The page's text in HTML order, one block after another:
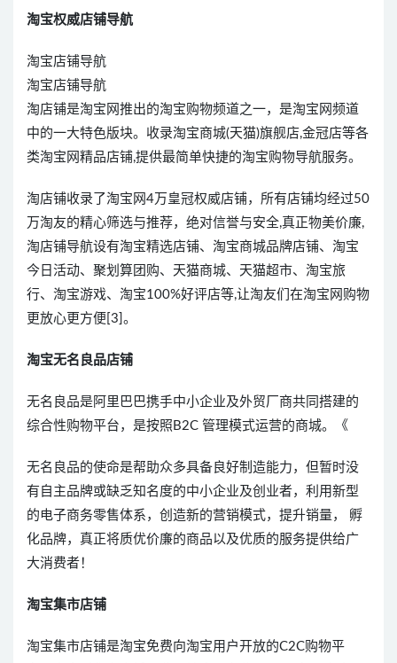
淘宝权威店铺导航
淘宝店铺导航
淘宝店铺导航
淘店铺是淘宝网推出的淘宝购物频道之一，是淘宝网频道
中的一大特色版块。收录淘宝商城(天猫)旗舰店,金冠店等各
类淘宝网精品店铺,提供最简单快捷的淘宝购物导航服务。
淘店铺收录了淘宝网4万皇冠权威店铺，所有店铺均经过50
万淘友的精心筛选与推荐，绝对信誉与安全,真正物美价廉,
淘店铺导航设有淘宝精选店铺、淘宝商城品牌店铺、淘宝
今日活动、聚划算团购、天猫商城、天猫超市、淘宝旅
行、淘宝游戏、淘宝100%好评店等,让淘友们在淘宝网购物
更放心更方便[3]。
淘宝无名良品店铺
无名良品是阿里巴巴携手中小企业及外贸厂商共同搭建的
综合性购物平台，是按照B2C 管理模式运营的商城。《
无名良品的使命是帮助众多具备良好制造能力，但暂时没
有自主品牌或缺乏知名度的中小企业及创业者，利用新型
的电子商务零售体系，创造新的营销模式，提升销量， 孵
化品牌，真正将质优价廉的商品以及优质的服务提供给广
大消费者！
淘宝集市店铺
淘宝集市店铺是淘宝免费向淘宝用户开放的C2C购物平